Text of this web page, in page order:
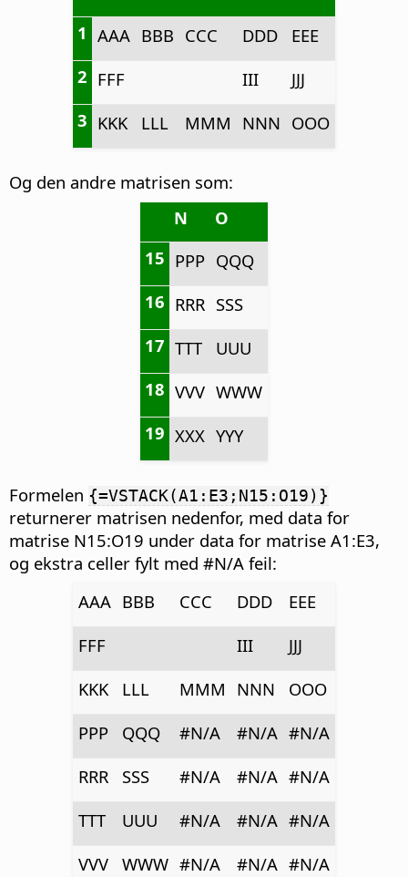
1 AAA BBB CCC DDD
EEE
2 FFF III
JJJ
3 KKK LLL MMM NNN OOO
Og den andre matrisen som:
N
O
15 PPP QQQ
16 RRR SSS
17 TTT
UUU
18 VVV WWW
19 XXX YYY
Formelen {=VSTACK(A1:E3;N15:O19)}
returnerer matrisen nedenfor, med data for
matrise N15:O19 under data for matrise A1:E3,
og ekstra celler fylt med #N/A feil:
AAA BBB CCC DDD
EEE
FFF
III
JJJ
KKK
LLL MMM NNN
OOO
PPP
QQQ #N/A #N/A #N/A
RRR
SSS #N/A #N/A #N/A
TTT
UUU #N/A #N/A #N/A
VVV
WWW #N/A #N/A #N/A